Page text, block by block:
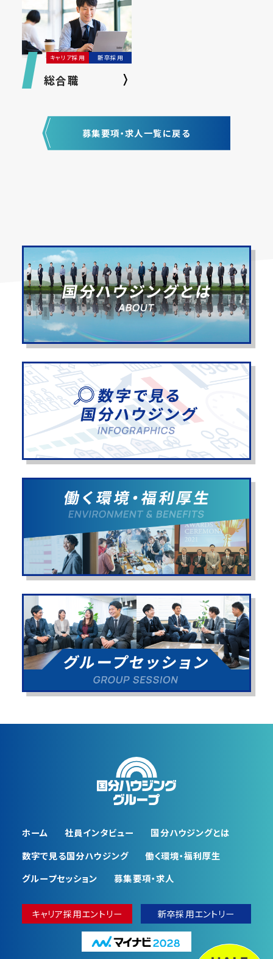
キャリア採用 新卒採用
総合職
募集要項・求人一覧に戻る
ホーム 社員インタビュー
国分ハウジングとは
数字で⾒る国分ハウジング
働く環境・福利厚⽣
グループセッション
募集要項・求人
キャリア採用エントリー 新卒採用エントリー